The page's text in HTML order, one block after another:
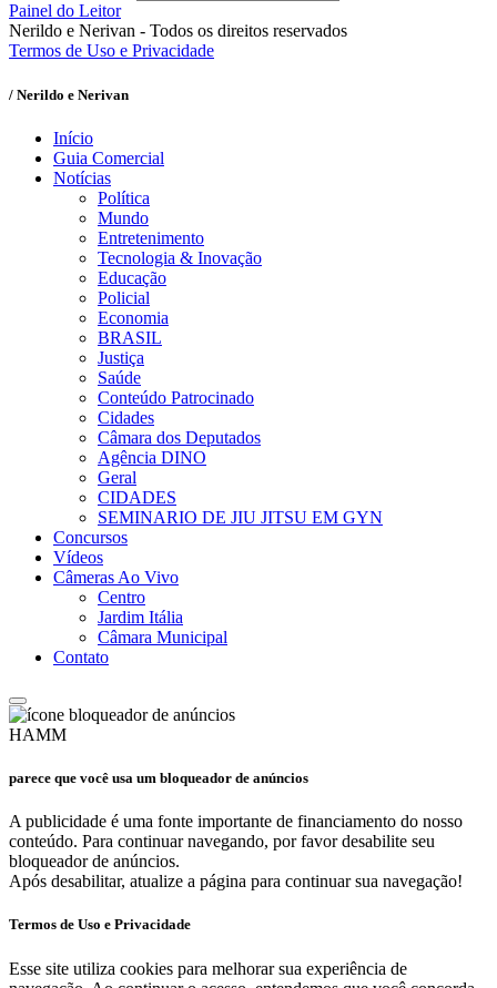
Painel do Leitor
Nerildo e Nerivan - Todos os direitos reservados
Termos de Uso e Privacidade
/ Nerildo e Nerivan
Início
Guia Comercial
Notícias
Política
Mundo
Entretenimento
Tecnologia & Inovação
Educação
Policial
Economia
BRASIL
Justiça
Saúde
Conteúdo Patrocinado
Cidades
Câmara dos Deputados
Agência DINO
Geral
CIDADES
SEMINARIO DE JIU JITSU EM GYN
Concursos
Vídeos
Câmeras Ao Vivo
Centro
Jardim Itália
Câmara Municipal
Contato
HAMM
parece que você usa um bloqueador de anúncios
A publicidade é uma fonte importante de financiamento do nosso
conteúdo. Para continuar navegando, por favor desabilite seu
bloqueador de anúncios.
Após desabilitar, atualize a página para continuar sua navegação!
Termos de Uso e Privacidade
Esse site utiliza cookies para melhorar sua experiência de